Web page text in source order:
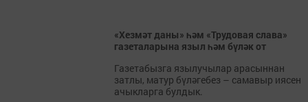
«Хезмәт даны» һәм «Трудовая слава»
газеталарына языл һәм бүләк от
Газетабызга язылучылар арасыннан
затлы, матур бүләгебез – самавыр иясен
ачыкларга булдык.